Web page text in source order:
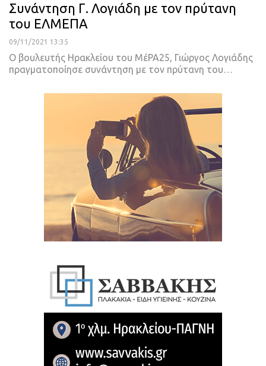
Συνάντηση Γ. Λογιάδη με τον πρύτανη
του ΕΛΜΕΠΑ
09/11/2021 13:35
Ο βουλευτής Ηρακλείου του ΜέΡΑ25, Γιώργος Λογιάδης
πραγματοποίησε συνάντηση με τον πρύτανη του…